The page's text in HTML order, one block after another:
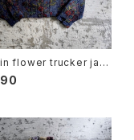
flower trucker jac